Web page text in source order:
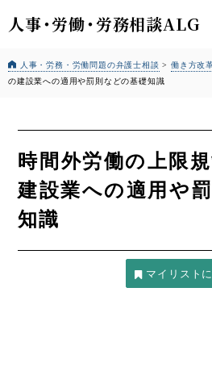
人事・労働・労務相談ALG
人事・労務・労働問題の弁護士相談 >働き方改
の建設業への適用や罰則などの基礎知識
時間外労働の上限
建設業への適用や
知識